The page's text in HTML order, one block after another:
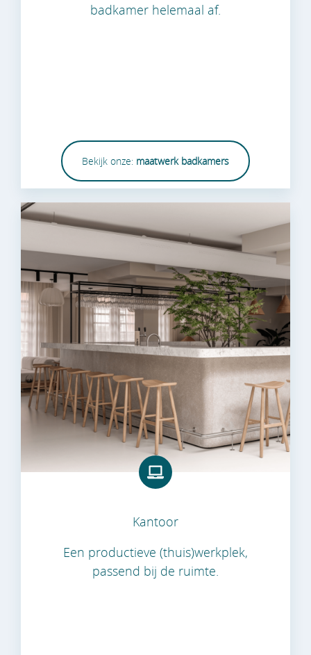
badkamer helemaal af.
Bekijk onze: maatwerk badkamers
Kantoor
Een productieve (thuis)werkplek,
passend bij de ruimte.